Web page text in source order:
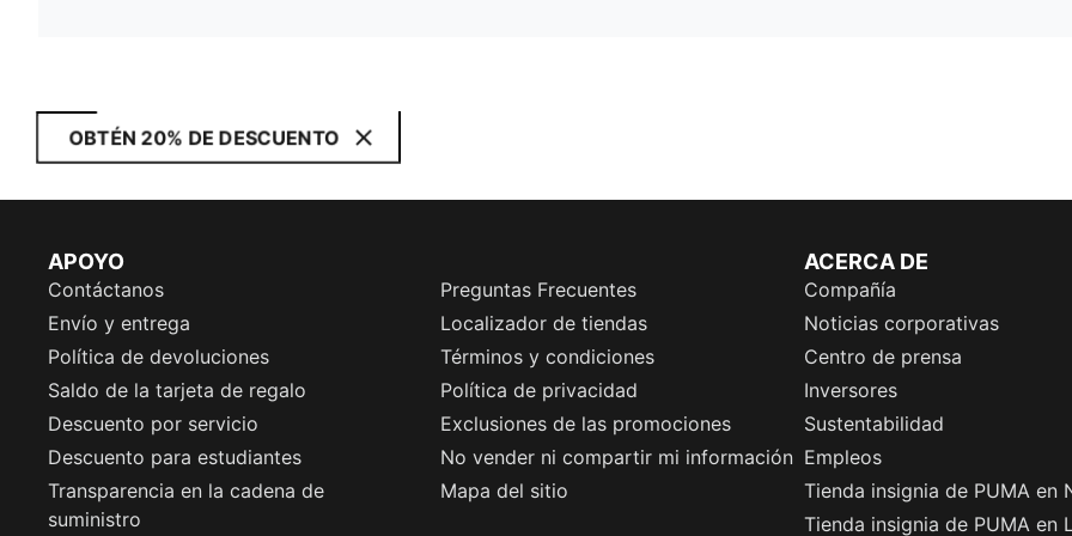
OBTÉN 20% DE DESCUENTO
APOYO
Contáctanos
Preguntas Frecuentes
Envío y entrega
Localizador de tiendas
Política de devoluciones
Términos y condiciones
Saldo de la tarjeta de regalo
Política de privacidad
Descuento por servicio
Exclusiones de las promociones
Descuento para estudiantes
No vender ni compartir mi información
Transparencia en la cadena de
suministro
Mapa del sitio
ACERCA DE
Compañía
Noticias corporativas
Centro de prensa
Inversores
Sustentabilidad
Empleos
Tienda insignia de PUMA en
Tienda insignia de PUMA en